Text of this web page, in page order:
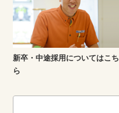
新卒・中途採用についてはこち
ら